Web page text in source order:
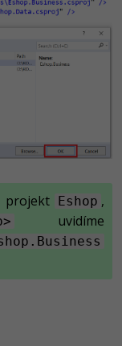
projekt Eshop ,
uvidíme